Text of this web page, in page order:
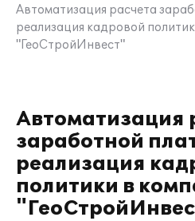
Автоматизация расчета
реализация кадровой
"ГеоСтройИнвест"
Автоматизация
заработной
реализация
политики в